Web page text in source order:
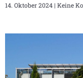
14. Oktober 2024 Keine